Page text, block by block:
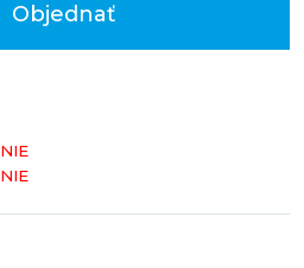
Objednať
NIE
NIE